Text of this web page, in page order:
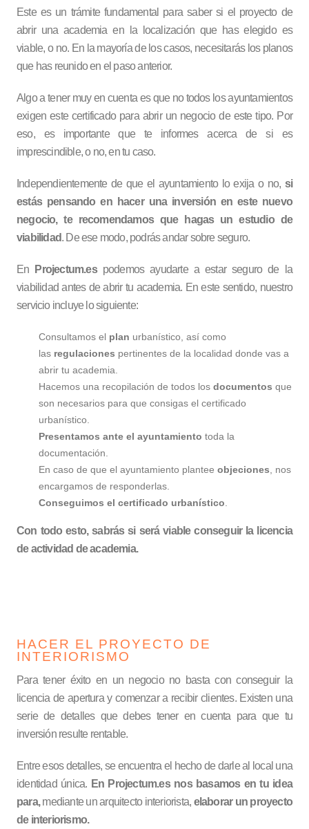
Este es un trámite fundamental para saber si el proyecto de
abrir una academia en la localización que has elegido es
viable, o no. En la mayoría de los casos, necesitarás los planos
que has reunido en el paso anterior.
Algo a tener muy en cuenta es que no todos los ayuntamientos
exigen este certificado para abrir un negocio de este tipo. Por
eso, es importante que te informes acerca de si es
imprescindible, o no, en tu caso.
Independientemente de que el ayuntamiento lo exija o no, si
estás pensando en hacer una inversión en este nuevo
negocio, te recomendamos que hagas un estudio de
viabilidad. De ese modo, podrás andar sobre seguro.
En Projectum.espodemos ayudarte a estar seguro de la
viabilidad antes de abrir tu academia. En este sentido, nuestro
servicio incluye lo siguiente:
Consultamos el plan urbanístico, así como
las regulaciones pertinentes de la localidad donde vas a
abrir tu academia.
Hacemos una recopilación de todos los documentos que
son necesarios para que consigas el certificado
urbanístico.
Presentamos ante el ayuntamiento toda la
documentación.
En caso de que el ayuntamiento plantee objeciones , nos
encargamos de responderlas.
Conseguimos el certificado urbanístico
Con todo esto, sabrás si será viable conseguir la licencia
de actividad de academia.
HACER EL PROYECTO DE
INTERIORISMO
Para tener éxito en un negocio no basta con conseguir la
licencia de apertura y comenzar a recibir clientes. Existen una
serie de detalles que debes tener en cuenta para que tu
inversión resulte rentable.
Entre esos detalles, se encuentra el hecho de darle al local una
identidad única. En Projectum.es nos basamos en tu idea
para,mediante un arquitecto interiorista, elaborar un proyecto
de interiorismo.